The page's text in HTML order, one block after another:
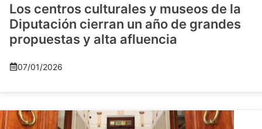
Los centros culturales y museos de la
Diputación cierran un año de grandes
propuestas y alta afluencia
07/01/2026